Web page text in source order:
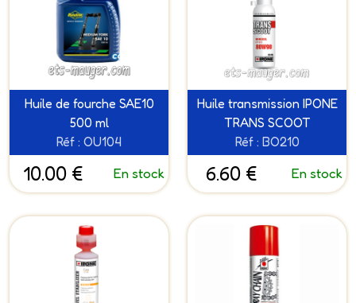
Huile de fourche SAE10
500 ml
Réf : OU104
10.00 € En stock
Huile transmission IPONE
TRANS SCOOT
Réf : BO210
6.60 € En stock